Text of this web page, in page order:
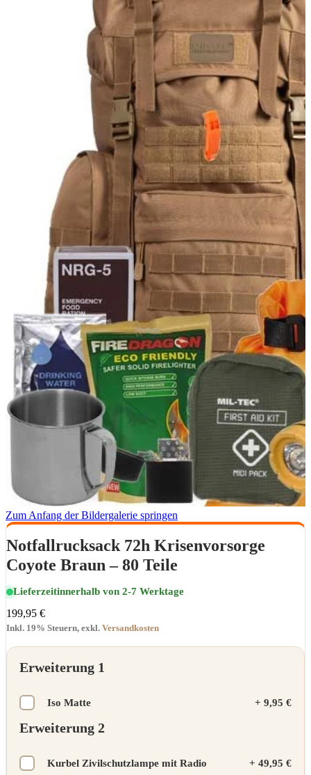
Zum Anfang der Bildergalerie springen
Notfallrucksack 72h Krisenvorsorge
Coyote Braun – 80 Teile
Lieferzeitinnerhalb von 2-7 Werktage
199,95 €
Inkl. 19% Steuern, exkl. Versandkosten
Erweiterung 1
Iso Matte + 9,95 €
Erweiterung 2
Kurbel Zivilschutzlampe mit Radio + 49,95 €